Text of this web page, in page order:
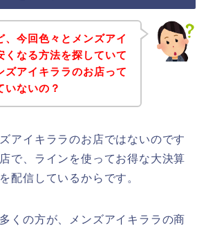
、今回色々とメンズアイ
くなる方法を探していて
ズアイキララのお店って
いないの？
アイキララのお店ではないのです
で、ラインを使ってお得な大決算
配信しているからです。
くの方が、メンズアイキララの商